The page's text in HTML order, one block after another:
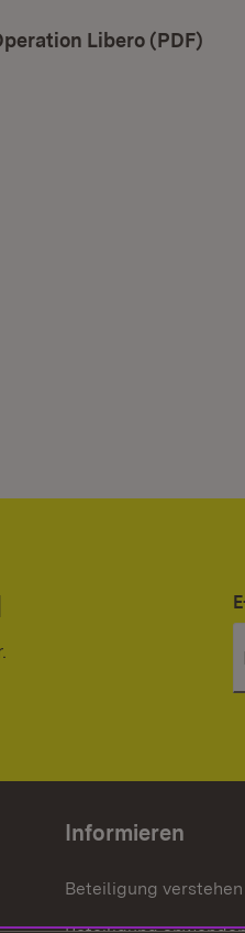
Libero (PDF)
Informieren
Beteiligung verstehen